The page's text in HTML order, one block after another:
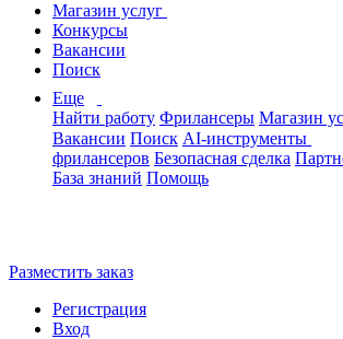
Магазин услуг
Конкурсы
Вакансии
Поиск
Еще
Найти работу Фрилансеры Магазин
Вакансии Поиск AI-инструменты
фрилансеров Безопасная сделка
База знаний Помощь
Разместить заказ
Регистрация
Вход